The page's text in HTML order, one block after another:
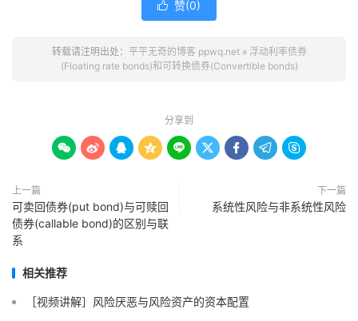
 赞(0)
转载请注明出处： 平平无奇的博客 ppwq.net» 浮动利率债券
(Floating rate bonds)和可转换债券(Convertible bonds)
分享到
        
上一篇
可卖回债券(put bond)与可赎回
债券(callable bond)的区别与联
系
下一篇
系统性风险与非系统性风险
相关推荐
［视频讲解］风险厌恶与风险资产的资本配置